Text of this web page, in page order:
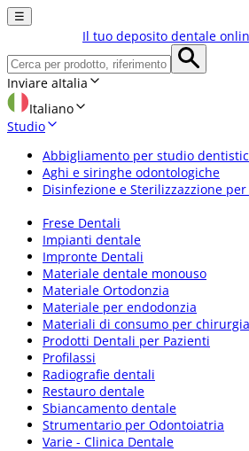
☰
Il tuo deposito dentale
Inviare aItalia
Italiano
Studio
Abbigliamento per studio
Aghi e siringhe odontologiche
Disinfezione e Sterilizzazzione
Frese Dentali
Impianti dentale
Impronte Dentali
Materiale dentale monouso
Materiale Ortodonzia
Materiale per endodonzia
Materiali di consumo per
Prodotti Dentali per Pazienti
Profilassi
Radiografie dentali
Restauro dentale
Sbiancamento dentale
Strumentario per Odontoiatria
Varie - Clinica Dentale